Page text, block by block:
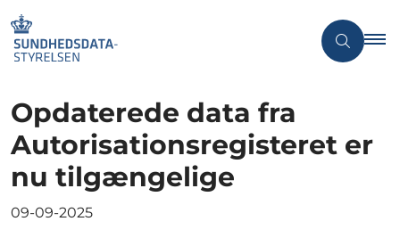
Opdaterede data fra
Autorisationsregisteret er
nu tilgængelige
09-09-2025